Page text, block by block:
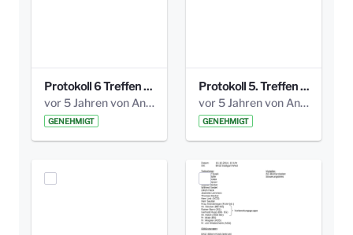
Protokoll 6 Treffen 20150205 AG Bismarckplatz.pdf
vor 5 Jahren von Anni Schlumberger
GENEHMIGT
Protokoll 5. Treffen 20141208 AG Bismarkplatz.pdf
vor 5 Jahren von Anni Schlumberger
GENEHMIGT